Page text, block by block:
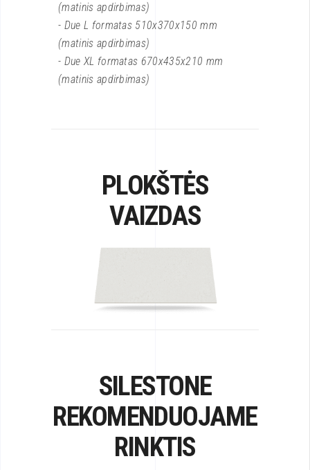
(matinis apdirbimas)
- Due L formatas 510x370x150 mm
(matinis apdirbimas)
- Due XL formatas 670x435x210 mm
(matinis apdirbimas)
PLOKŠTĖS
VAIZDAS
SILESTONE
REKOMENDUOJAME
RINKTIS